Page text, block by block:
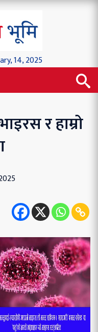
14, 2025
र हाम्रो